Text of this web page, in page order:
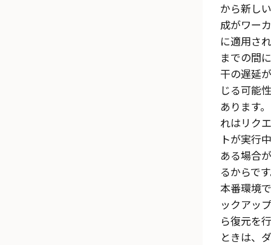
から新し
成がワー
に適用さ
までの間
干の遅延
じる可能
あります
れはリク
トが実行
ある場合
るからで
本番環境
ックアッ
ら復元を
ときは、